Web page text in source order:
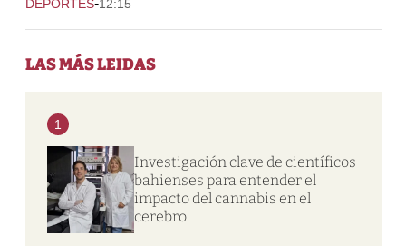
DEPORTES-12:15
LAS MÁS LEIDAS
1
Investigación clave de científicos
bahienses para entender el
impacto del cannabis en el
cerebro